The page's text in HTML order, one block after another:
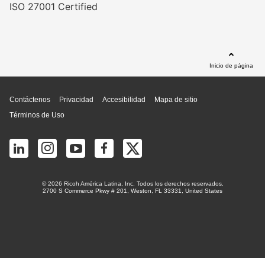
ISO 27001 Certified
Inicio de página
Contáctenos Privacidad Accesibilidad
Mapa de sitio
Términos de Uso
© 2026 Ricoh América Latina, Inc. Todos los derechos reservados.
2700 S Commerce Pkwy # 201, Weston, FL 33331, United States